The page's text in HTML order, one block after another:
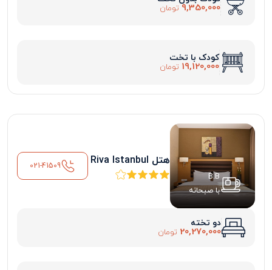
9,350,000 تومان
کودک با تخت
19,120,000 تومان
B.B
با صبحانه
هتل Riva Istanbul 021-41509
دو تخته
20,270,000 تومان